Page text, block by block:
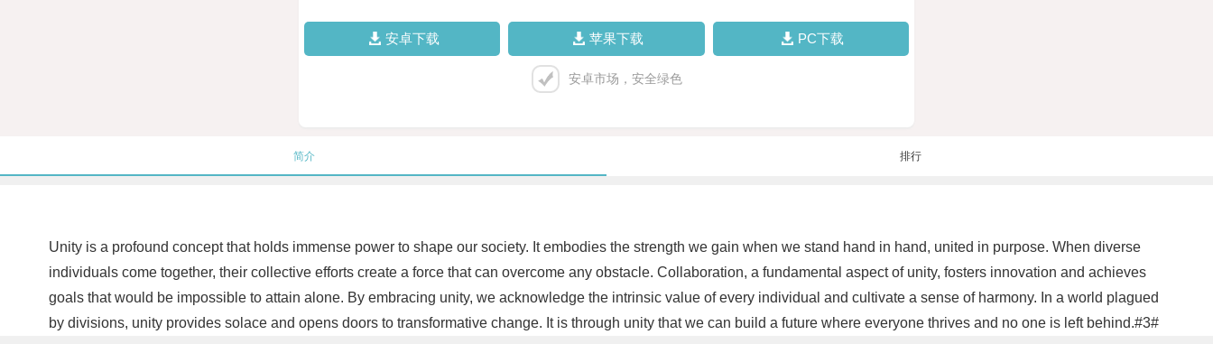
安卓下载 苹果下载 PC下载
安卓市场，安全绿色
简介 排行
Unity is a profound concept that holds immense power to shape our society. It embodies the strength we gain when we stand hand in hand, united in purpose. When diverse
individuals come together, their collective efforts create a force that can overcome any obstacle. Collaboration, a fundamental aspect of unity, fosters innovation and achieves
goals that would be impossible to attain alone. By embracing unity, we acknowledge the intrinsic value of every individual and cultivate a sense of harmony. In a world plagued
by divisions, unity provides solace and opens doors to transformative change. It is through unity that we can build a future where everyone thrives and no one is left behind.#3#